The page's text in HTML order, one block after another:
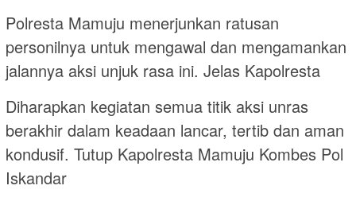
Polresta Mamuju menerjunkan ratusan
personilnya untuk mengawal dan mengamankan
jalannya aksi unjuk rasa ini. Jelas Kapolresta
Diharapkan kegiatan semua titik aksi unras
berakhir dalam keadaan lancar, tertib dan aman
kondusif. Tutup Kapolresta Mamuju Kombes Pol
Iskandar